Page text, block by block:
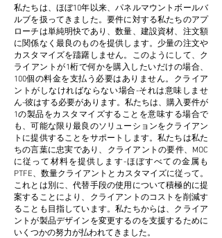
私たちは、ほぼ10年以来、パネルマウントボールバ
ルブを扱ってきました。要件に対する私たちのアプ
ローチは単純明快であり、数量、建設資材、注文額
に関係なく最良のものを提供します。少量の注文や
カスタマイズを躊躇しません。このようにして、ク
ライアントが1桁で何かを購入したいだけの場合、
100個の料金を支払う必要はありません。クライア
ントがしなければならない場合-それは意味しませ
ん-彼はする必要があります。私たちは、購入要件が
1の製品をカスタマイズすることを意味する場合で
も、可能な限り最良のソリューションをクライアン
トに提供することをサポートします。私たちは私た
ちの言葉に忠実であり、クライアントの要件、MOC
に従って材料を提供します-ほぼすべての金属も
PTFE、数量クライアントとカスタマイズに従って。
これとは別に、代替手段の使用について積極的に提
案することにより、クライアントのコストを削減す
ることも目指しています。私たちからは、クライア
ントが製品デザインを変更するのを支援するために
いくつかの努力が払われてきました。